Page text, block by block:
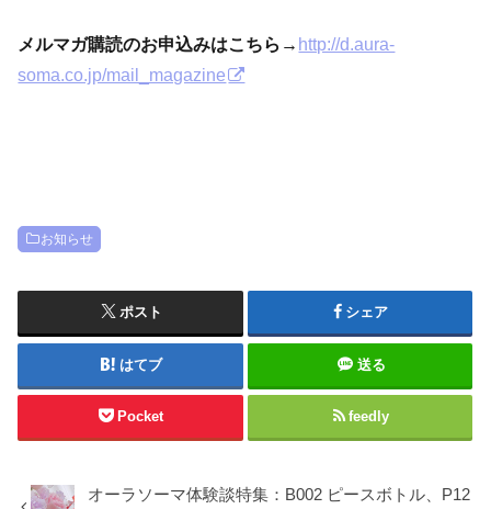
メルマガ購読のお申込みはこちら→ http://d.aura-
soma.co.jp/mail_magazine
お知らせ
ポスト シェア
はてブ 送る
Pocket feedly
オーラソーマ体験談特集：B002 ピースボトル、P12